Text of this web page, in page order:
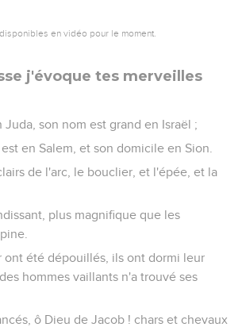
en vidéo pour le moment.
j'évoque tes merveilles
son nom est grand en Israël ;
en Salem, et son domicile en Sion.
de l'arc, le bouclier, et l'épée, et la
plus magnifique que les
ont été dépouillés, ils ont dormi leur
hommes vaillants n'a trouvé ses
ô Dieu de Jacob ! chars et chevaux